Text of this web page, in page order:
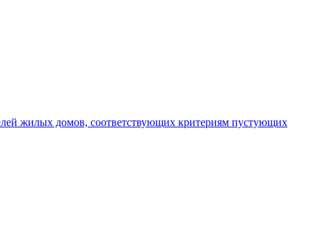
жилых домов, соответствующих критериям пустующих